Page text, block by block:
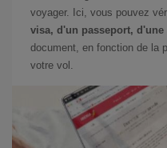
voyager. Ici, vous pouvez
visa, d'un passeport, d'une
document, en fonction de la
votre vol.